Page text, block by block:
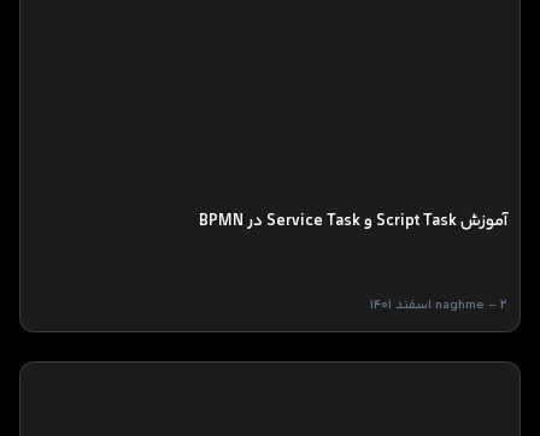
آموزش Script Task و Service Task در BPMN
naghme - 2 اسفند 1401